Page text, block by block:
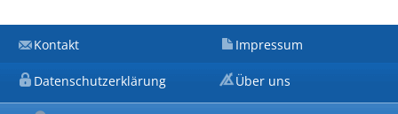
Kontakt Impressum
Datenschutzerklärung Über uns